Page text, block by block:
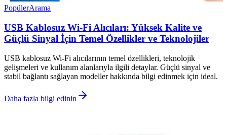
PopülerArama
USB Kablosuz Wi-Fi Alıcıları: Yüksek Kalite ve
Güçlü Sinyal İçin Temel Özellikler ve Teknolojiler
USB kablosuz Wi-Fi alıcılarının temel özellikleri, teknolojik
gelişmeleri ve kullanım alanlarıyla ilgili detaylar. Güçlü sinyal ve
stabil bağlantı sağlayan modeller hakkında bilgi edinmek için ideal.
Daha fazla bilgi edinin